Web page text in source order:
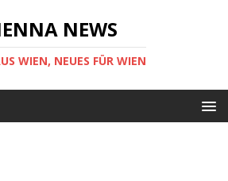
NEWS
WIEN, NEUES FÜR WIEN